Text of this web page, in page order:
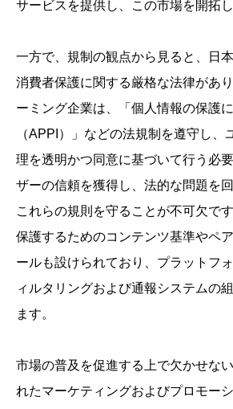
サービスを提供し、この市場を開拓し
一方で、規制の観点から見ると、日
消費者保護に関する厳格な法律があ
ーミング企業は、「個人情報の保護
（APPI）」などの法規制を遵守し、
理を透明かつ同意に基づいて行う必
ザーの信頼を獲得し、法的な問題を
これらの規則を守ることが不可欠で
保護するためのコンテンツ基準やペ
ールも設けられており、プラットフ
ィルタリングおよび通報システムの
ます。
市場の普及を促進する上で欠かせな
れたマーケティングおよびプロモー